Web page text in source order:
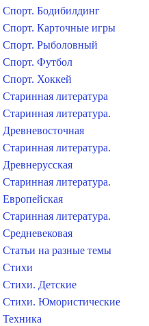
Спорт. Бодибилдинг
Спорт. Карточные игры
Спорт. Рыболовный
Спорт. Футбол
Спорт. Хоккей
Старинная литература
Старинная литература.
Древневосточная
Старинная литература.
Древнерусская
Старинная литература.
Европейская
Старинная литература.
Средневековая
Статьи на разные темы
Стихи
Стихи. Детские
Стихи. Юмористические
Техника